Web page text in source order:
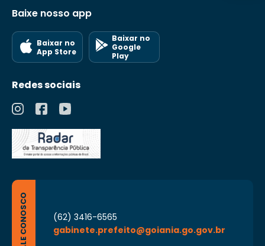
Baixe nosso app
Baixar no
App Store
Baixar no
Google
Play
Redes sociais
FALE CONOSCO
(62) 3416-6565
gabinete.prefeito@goiania.go.gov.br